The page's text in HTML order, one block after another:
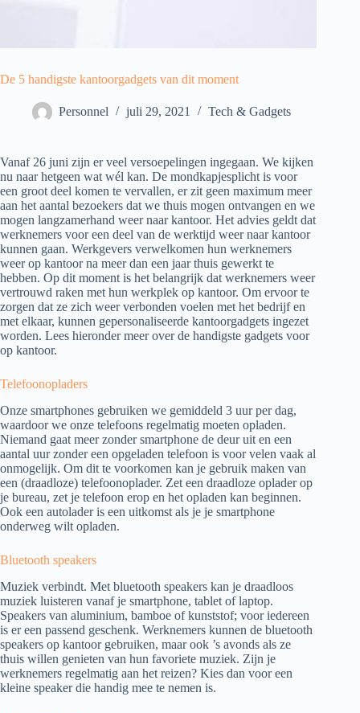
De 5 handigste kantoorgadgets van dit moment
Personnel juli 29, 2021 Tech & Gadgets
Vanaf 26 juni zijn er veel versoepelingen ingegaan. We kijken
nu naar hetgeen wat wél kan. De mondkapjesplicht is voor
een groot deel komen te vervallen, er zit geen maximum meer
aan het aantal bezoekers dat we thuis mogen ontvangen en we
mogen langzamerhand weer naar kantoor. Het advies geldt dat
werknemers voor een deel van de werktijd weer naar kantoor
kunnen gaan. Werkgevers verwelkomen hun werknemers
weer op kantoor na meer dan een jaar thuis gewerkt te
hebben. Op dit moment is het belangrijk dat werknemers weer
vertrouwd raken met hun werkplek op kantoor. Om ervoor te
zorgen dat ze zich weer verbonden voelen met het bedrijf en
met elkaar, kunnen gepersonaliseerde kantoorgadgets ingezet
worden. Lees hieronder meer over de handigste gadgets voor
op kantoor.
Telefoonopladers
Onze smartphones gebruiken we gemiddeld 3 uur per dag,
waardoor we onze telefoons regelmatig moeten opladen.
Niemand gaat meer zonder smartphone de deur uit en een
aantal uur zonder een opgeladen telefoon is voor velen vaak al
onmogelijk. Om dit te voorkomen kan je gebruik maken van
een (draadloze) telefoonoplader. Zet een draadloze oplader op
je bureau, zet je telefoon erop en het opladen kan beginnen.
Ook een autolader is een uitkomst als je je smartphone
onderweg wilt opladen.
Bluetooth speakers
Muziek verbindt. Met bluetooth speakers kan je draadloos
muziek luisteren vanaf je smartphone, tablet of laptop.
Speakers van aluminium, bamboe of kunststof; voor iedereen
is er een passend geschenk. Werknemers kunnen de bluetooth
speakers op kantoor gebruiken, maar ook ’s avonds als ze
thuis willen genieten van hun favoriete muziek. Zijn je
werknemers regelmatig aan het reizen? Kies dan voor een
kleine speaker die handig mee te nemen is.